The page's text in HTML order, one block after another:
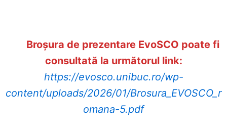
Broșura de prezentare EvoSCO poate fi
consultată la următorul link:
https://evosco.unibuc.ro/wp-
content/uploads/2026/01/Brosura_EVOSCO_r
omana-5.pdf